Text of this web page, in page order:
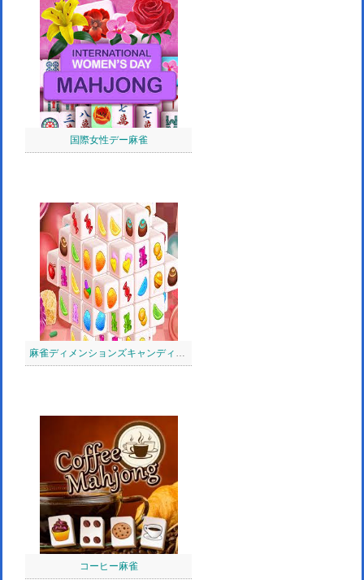
国際女性デー麻雀
麻雀ディメンションズキャンディ：640秒
コーヒー麻雀